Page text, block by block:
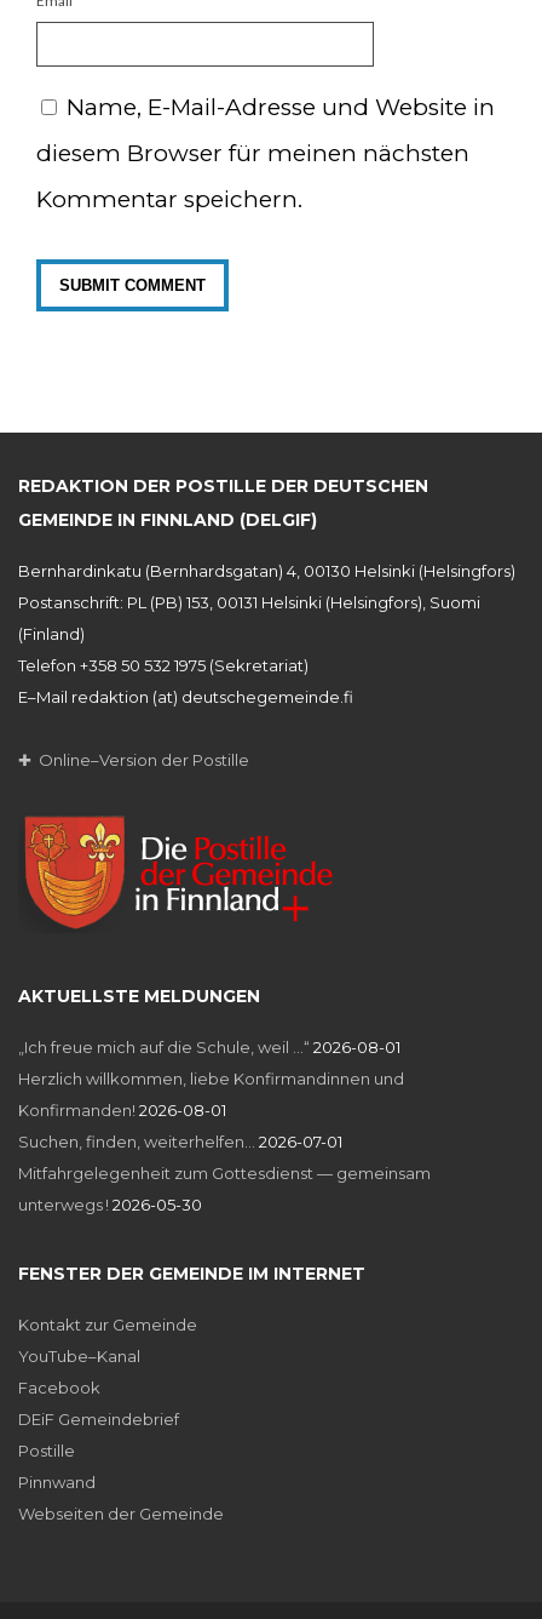
Name, E-Mail-Adresse und Website in
diesem Browser für meinen nächsten
Kommentar speichern.
REDAKTION DER POSTILLE DER DEUTSCHEN
GEMEINDE IN FINNLAND (DELGIF)
Bernhardinkatu (Bernhardsgatan) 4, 00130 Helsinki (Helsingfors)
Postanschrift: PL (PB) 153, 00131 Helsinki (Helsingfors), Suomi
(Finland)
Telefon +358 50 532 1975 (Sekretariat)
E–Mail redaktion (at) deutschegemeinde.fi
✚ Online–Version der Postille
AKTUELLSTE MELDUNGEN
„Ich freue mich auf die Schule, weil …“ 2026-08-01
Herzlich willkommen, liebe Konfirmandinnen und
Konfirmanden! 2026-08-01
Suchen, finden, weiterhelfen…
2026-07-01
Mitfahrgelegenheit zum Gottesdienst — gemeinsam
unterwegs ! 2026-05-30
FENSTER DER GEMEINDE IM INTERNET
Kontakt zur Gemeinde
YouTube–Kanal
Facebook
DEiF Gemeindebrief
Postille
Pinnwand
Webseiten der Gemeinde